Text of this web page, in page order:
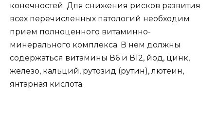
конечностей. Для снижения рисков развития
всех перечисленных патологий необходим
прием полноценного витаминно-
минерального комплекса. В нем должны
содержаться витамины В6 и В12, йод, цинк,
железо, кальций, рутозид (рутин), лютеин,
янтарная кислота.